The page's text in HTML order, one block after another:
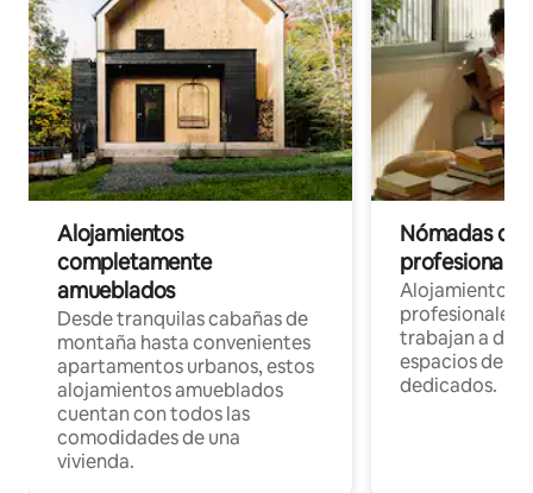
Alojamientos
completamente
amueblados
Desde tranquilas cabañas de
montaña hasta convenientes
apartamentos urbanos, estos
alojamientos amueblados
cuentan con todos las
comodidades de una
vivienda.
Nómadas
Alojamientos
profesionales
trabajan a
espacios de
dedicados.